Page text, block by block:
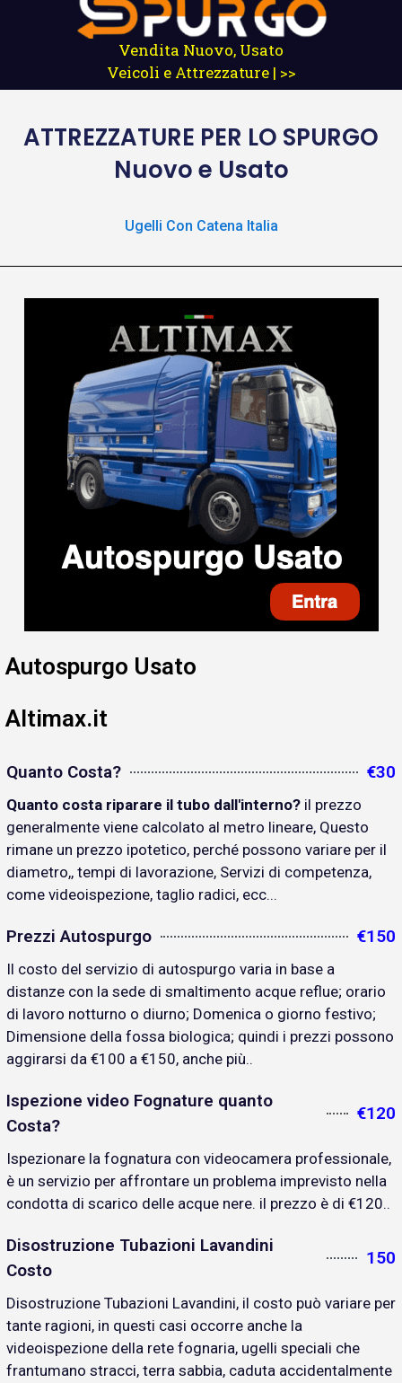
Vendita Nuovo, Usato
Veicoli e Attrezzature | >>
ATTREZZATURE PER LO SPURGO
Nuovo e Usato
Ugelli Con Catena Italia
Autospurgo Usato
Altimax.it
Quanto Costa? €30
Quanto costa riparare il tubo dall'interno? il prezzo
generalmente viene calcolato al metro lineare, Questo
rimane un prezzo ipotetico, perché possono variare per il
diametro,, tempi di lavorazione, Servizi di competenza,
come videoispezione, taglio radici, ecc...
Prezzi Autospurgo €150
Il costo del servizio di autospurgo varia in base a
distanze con la sede di smaltimento acque reflue; orario
di lavoro notturno o diurno; Domenica o giorno festivo;
Dimensione della fossa biologica; quindi i prezzi possono
aggirarsi da €100 a €150, anche più..
Ispezione video Fognature quanto
Costa?
€120
Ispezionare la fognatura con videocamera professionale,
è un servizio per affrontare un problema imprevisto nella
condotta di scarico delle acque nere. il prezzo è di €120..
Disostruzione Tubazioni Lavandini
Costo
150
Disostruzione Tubazioni Lavandini, il costo può variare per
tante ragioni, in questi casi occorre anche la
videoispezione della rete fognaria, ugelli speciali che
frantumano stracci, terra sabbia, caduta accidentalmente